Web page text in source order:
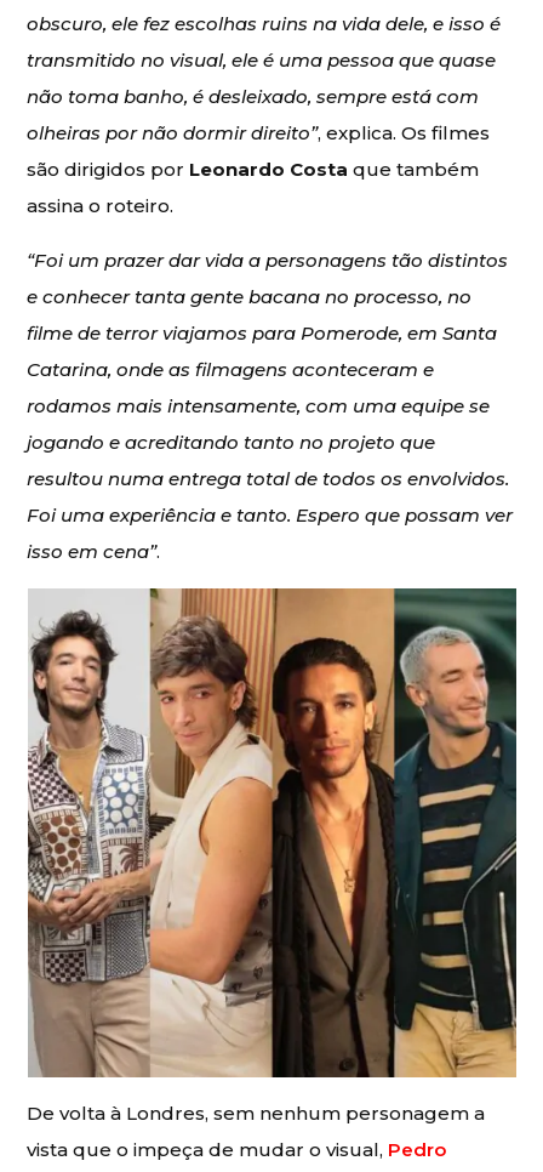
obscuro, ele fez escolhas ruins na vida dele, e isso é
transmitido no visual, ele é uma pessoa que quase
não toma banho, é desleixado, sempre está com
olheiras por não dormir direito”, explica. Os filmes
são dirigidos por Leonardo Costa que também
assina o roteiro.
“Foi um prazer dar vida a personagens tão distintos
e conhecer tanta gente bacana no processo, no
filme de terror viajamos para Pomerode, em Santa
Catarina, onde as filmagens aconteceram e
rodamos mais intensamente, com uma equipe se
jogando e acreditando tanto no projeto que
resultou numa entrega total de todos os envolvidos.
Foi uma experiência e tanto. Espero que possam ver
isso em cena”.
De volta à Londres, sem nenhum personagem a
vista que o impeça de mudar o visual, Pedro